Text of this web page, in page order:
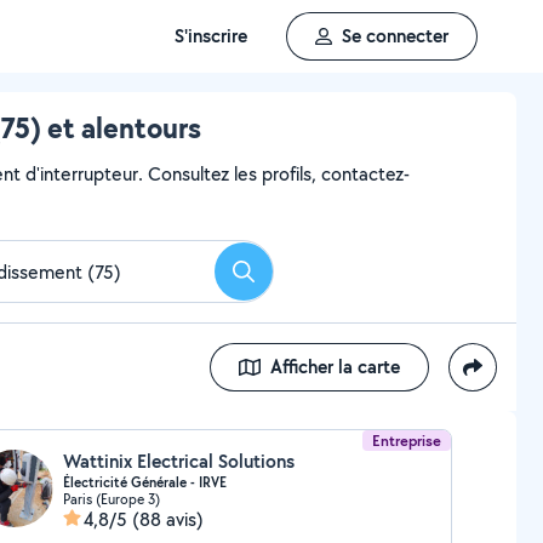
S'inscrire Se connecter
et alentours
d'interrupteur. Consultez les profils, contactez-
Rechercher
Afficher la carte
Entreprise
Wattinix Electrical Solutions
Électricité Générale - IRVE
Paris (Europe 3)
4,8/5 (88 avis)